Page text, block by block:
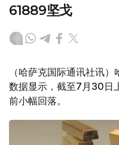
61889坚戈
（哈萨克国际通讯社讯
数据显示，截至7月30日
前小幅回落。